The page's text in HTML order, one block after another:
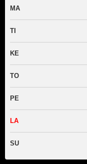
MA
TI
KE
TO
PE
LA
SU